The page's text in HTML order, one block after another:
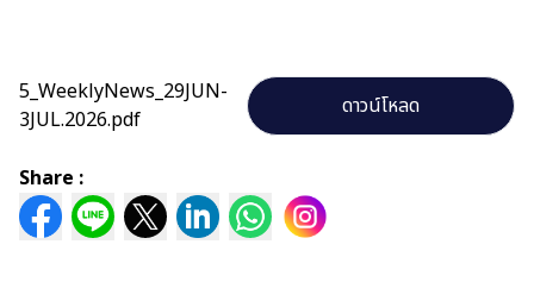
5_WeeklyNews_29JUN-
3JUL.2026.pdf
ดาวน์โหลด
Share :